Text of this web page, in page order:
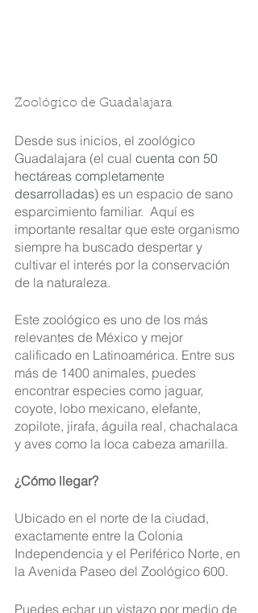
Zoológico de Guadalajara
Desde sus inicios, el zoológico
Guadalajara (el cual cuenta con 50
hectáreas completamente
desarrolladas) es un espacio de sano
esparcimiento familiar.  Aquí es
importante resaltar que este organismo
siempre ha buscado despertar y
cultivar el interés por la conservación
de la naturaleza.
Este zoológico es uno de los más
relevantes de México y mejor
calificado en Latinoamérica. Entre sus
más de 1400 animales, puedes
encontrar especies como jaguar,
coyote, lobo mexicano, elefante,
zopilote, jirafa, águila real, chachalaca
y aves como la loca cabeza amarilla.
¿Cómo llegar?
Ubicado en el norte de la ciudad,
exactamente entre la Colonia
Independencia y el Periférico Norte, en
la Avenida Paseo del Zoológico 600.
Puedes echar un vistazo por medio de